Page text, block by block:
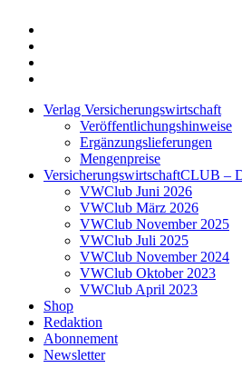
Verlag Versicherungswirtschaft
Veröffentlichungshinweise
Ergänzungslieferungen
Mengenpreise
VersicherungswirtschaftCLUB –
VWClub Juni 2026
VWClub März 2026
VWClub November 2025
VWClub Juli 2025
VWClub November 2024
VWClub Oktober 2023
VWClub April 2023
Shop
Redaktion
Abonnement
Newsletter